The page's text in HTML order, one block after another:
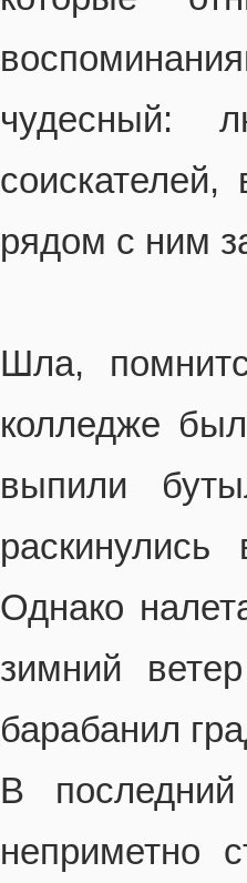
чудесный:
соискателей,
рядом с ним
Шла,
колледже
выпили
Однако
зимний
барабанил
В
неприметно